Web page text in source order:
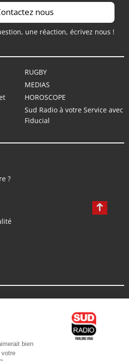
nous
une réaction, écrivez nous !
RUGBY
MEDIAS
HOROSCOPE
Sud Radio à votre Service avec
Fiducial
?
/ Android